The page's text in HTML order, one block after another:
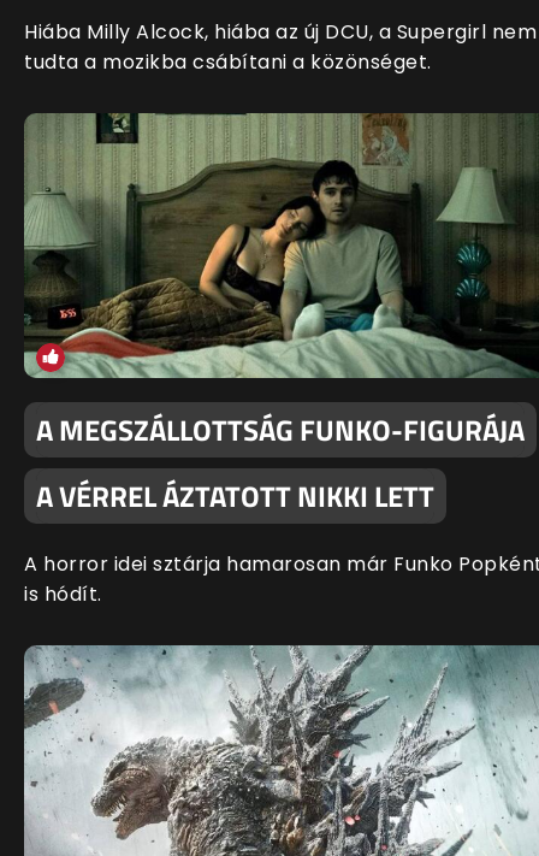
Hiába Milly Alcock, hiába az új DCU, a Supergirl nem
tudta a mozikba csábítani a közönséget.
A MEGSZÁLLOTTSÁG FUNKO-FIGURÁJA
A VÉRREL ÁZTATOTT NIKKI LETT
A horror idei sztárja hamarosan már Funko
is hódít.